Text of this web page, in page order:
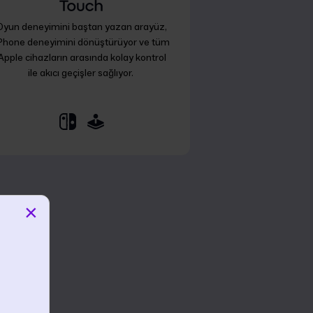
deneyimini baştan yazan arayüz,
deneyimini dönüştürüyor ve tüm
cihazların arasında kolay kontrol
ile akıcı geçişler sağlıyor.
×